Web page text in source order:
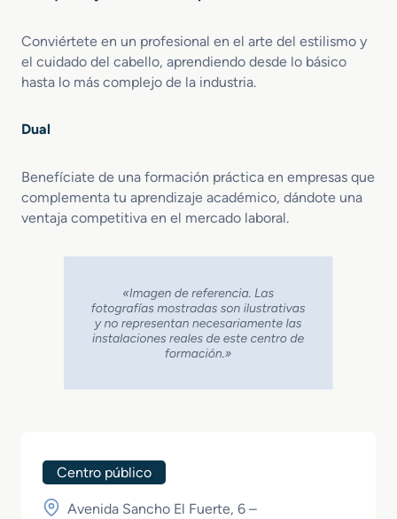
Conviértete en un profesional en el arte del estilismo y
el cuidado del cabello, aprendiendo desde lo básico
hasta lo más complejo de la industria.
Dual
Benefíciate de una formación práctica en empresas que
complementa tu aprendizaje académico, dándote una
ventaja competitiva en el mercado laboral.
Centro público
Avenida Sancho El Fuerte, 6 –